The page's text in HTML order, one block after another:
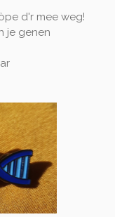
d'r mee weg!
je genen